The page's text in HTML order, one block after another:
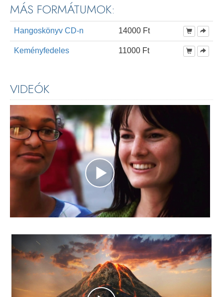
MÁS FORMÁTUMOK:
Hangoskönyv CD-n 14000 Ft
Keményfedeles 11000 Ft
VIDEÓK